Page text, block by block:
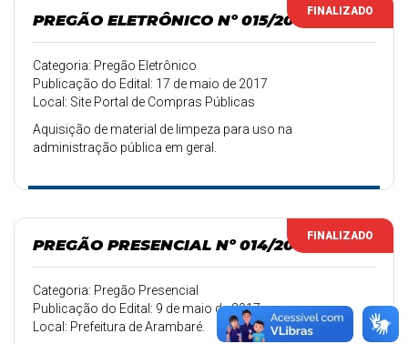
FINALIZADO
PREGÃO ELETRÔNICO Nº 015/2017
Categoria: Pregão Eletrônico
Publicação do Edital: 17 de maio de 2017
Local: Site Portal de Compras Públicas
Aquisição de material de limpeza para uso na
administração pública em geral.
FINALIZADO
PREGÃO PRESENCIAL Nº 014/2017
Categoria: Pregão Presencial
Publicação do Edital: 9 de maio de 2017
Local: Prefeitura de Arambaré.